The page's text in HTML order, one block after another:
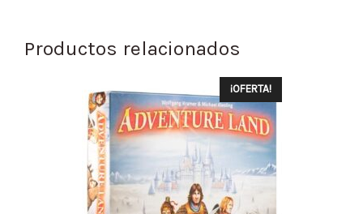
Productos relacionados
¡OFERTA!